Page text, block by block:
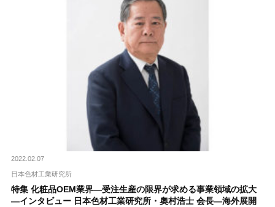
2022.02.07
日本色材工業研究所
特集 化粧品OEM業界―受注生産の限界が求める事業領域の拡大
―インタビュー 日本色材工業研究所・奧村浩士 会長―海外展開